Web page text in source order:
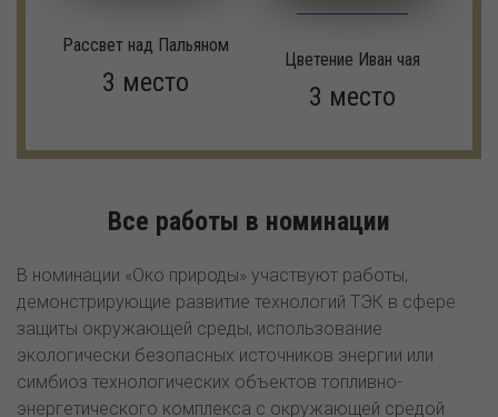
Рассвет над Пальяном
3 место
Цветение Иван чая
3 место
Все работы в номинации
В номинации «Око природы» участвуют работы,
демонстрирующие развитие технологий ТЭК в сфере
защиты окружающей среды, использование
экологически безопасных источников энергии или
симбиоз технологических объектов топливно-
энергетического комплекса с окружающей средой